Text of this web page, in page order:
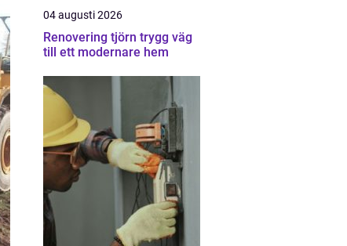
04 augusti 2026
Renovering tjörn trygg väg
till ett modernare hem